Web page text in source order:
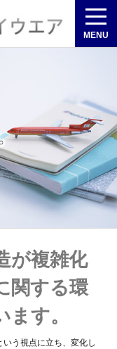
MENU
が複雑化
関する環
す。
う視点に立ち、変化し